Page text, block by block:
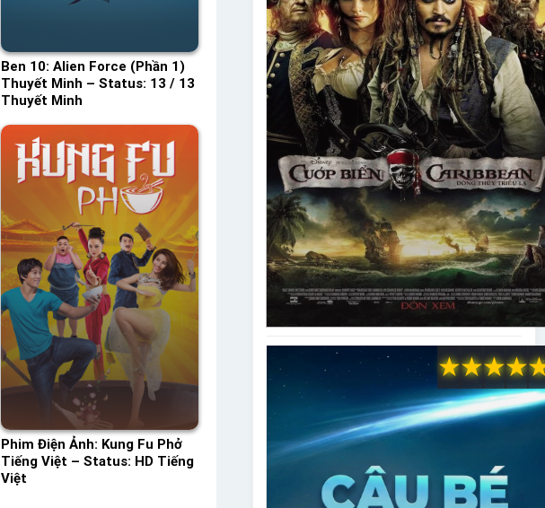
Ben 10: Alien Force (Phần 1)
Thuyết Minh – Status: 13 / 13
Thuyết Minh
Phim Điện Ảnh: Kung Fu Phở
Tiếng Việt – Status: HD Tiếng
Việt
★
★
★
★